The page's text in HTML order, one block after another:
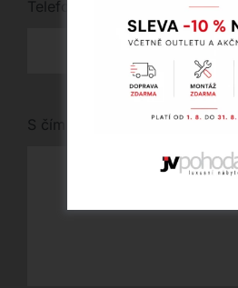
Telefon
S čím vám můžeme pomoci?